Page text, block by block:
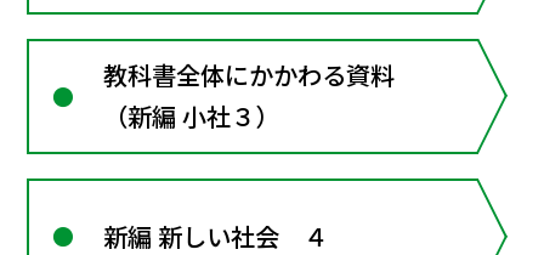
教科書全体にかかわる資料
（新編 小社３）
新編 新しい社会 ４